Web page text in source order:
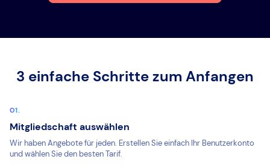
3 einfache Schritte zum Anfangen
Mitgliedschaft auswählen
Wir haben Angebote für jeden. Erstellen Sie einfach Ihr Benutzerkonto
und wählen Sie den besten Tarif.